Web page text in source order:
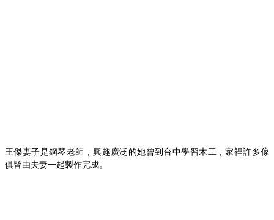
王傑妻子是鋼琴老師，興趣廣泛的她曾到台中學習木工，家裡許多傢
俱皆由夫妻一起製作完成。